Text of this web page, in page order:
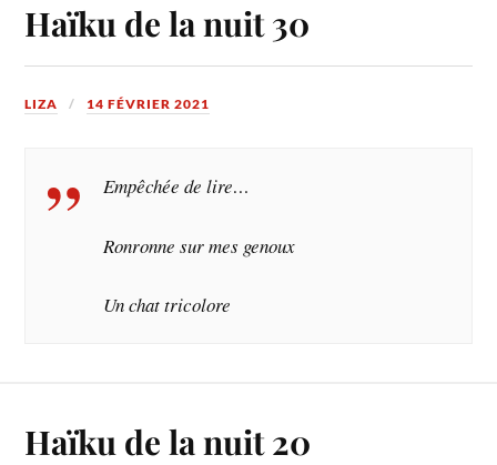
Haïku de la nuit 30
LIZA 14 FÉVRIER 2021
Empêchée de lire…
Ronronne sur mes genoux
Un chat tricolore
Haïku de la nuit 20